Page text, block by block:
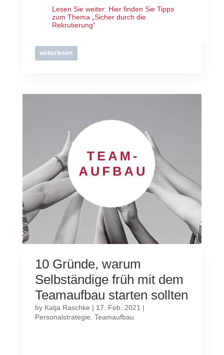
Lesen Sie weiter: Hier finden Sie Tipps
zum Thema „Sicher durch die
Rekrutierung“
weiterlesen
10 Gründe, warum
Selbständige früh mit dem
Teamaufbau starten sollten
by Katja Raschke | 17. Feb. 2021 |
Personalstrategie Teamaufbau